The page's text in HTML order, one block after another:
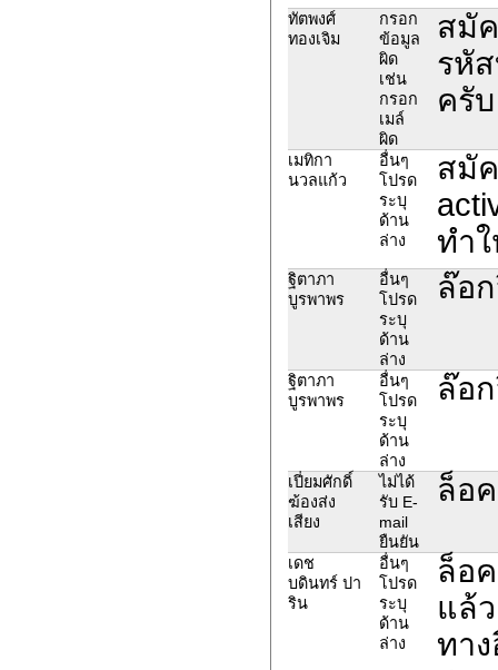
ทัตพงศ์
ทองเจิม
กรอก
ข้อมูล
ผิด
เช่น
กรอก
เมล์
ผิด
สมั
รหั
ครับ
เมทิกา
นวลแก้ว
อื่นๆ
โปรด
ระบุ
ด้าน
ล่าง
สมั
ทำ
ฐิตาภา
บูรพาพร
อื่นๆ
โปรด
ระบุ
ด้าน
ล่าง
ล๊อ
ฐิตาภา
บูรพาพร
อื่นๆ
โปรด
ระบุ
ด้าน
ล่าง
ล๊อ
เปี่ยมศักดิ์
ฆ้องส่ง
เสียง
ไม่ได้
รับ E-
mail
ยืนยัน
ล็อ
เดช
บดินทร์ ปา
ริน
อื่นๆ
โปรด
ระบุ
ด้าน
ล่าง
ล็อ
แล้
ทา